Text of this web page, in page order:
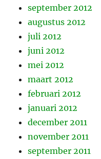
september 2012
augustus 2012
juli 2012
juni 2012
mei 2012
maart 2012
februari 2012
januari 2012
december 2011
november 2011
september 2011